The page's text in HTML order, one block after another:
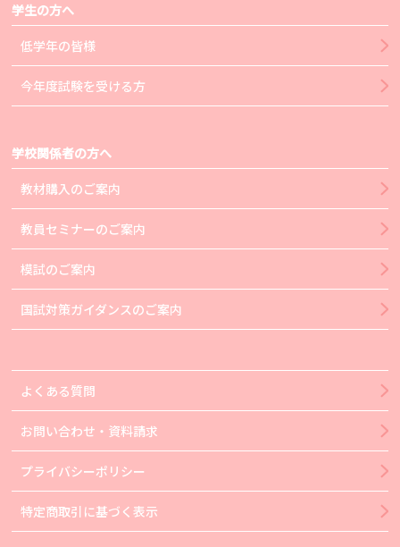
学生の方へ
低学年の皆様
今年度試験を受ける方
学校関係者の方へ
教材購入のご案内
教員セミナーのご案内
模試のご案内
国試対策ガイダンスのご案内
よくある質問
お問い合わせ・資料請求
プライバシーポリシー
特定商取引に基づく表示